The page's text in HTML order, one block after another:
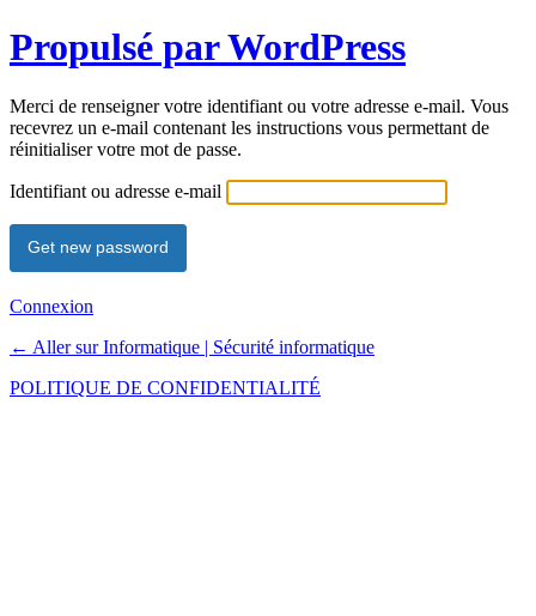
Propulsé par WordPress
Merci de renseigner votre identifiant ou votre adresse e-mail. Vous
recevrez un e-mail contenant les instructions vous permettant de
réinitialiser votre mot de passe.
Identifiant ou adresse e-mail
Connexion
← Aller sur Informatique | Sécurité informatique
POLITIQUE DE CONFIDENTIALITÉ